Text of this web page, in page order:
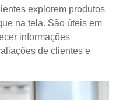
explorem produtos
na tela. São úteis em
informações
de clientes e